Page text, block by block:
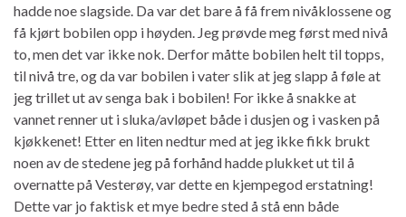
hadde noe slagside. Da var det bare å få frem nivåklossene og
få kjørt bobilen opp i høyden. Jeg prøvde meg først med nivå
to, men det var ikke nok. Derfor måtte bobilen helt til topps,
til nivå tre, og da var bobilen i vater slik at jeg slapp å føle at
jeg trillet ut av senga bak i bobilen! For ikke å snakke at
vannet renner ut i sluka/avløpet både i dusjen og i vasken på
kjøkkenet! Etter en liten nedtur med at jeg ikke fikk brukt
noen av de stedene jeg på forhånd hadde plukket ut til å
overnatte på Vesterøy, var dette en kjempegod erstatning!
Dette var jo faktisk et mye bedre sted å stå enn både